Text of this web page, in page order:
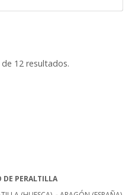
12 resultados.
PERALTILLA